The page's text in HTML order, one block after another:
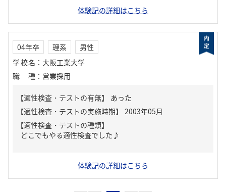
体験記の詳細はこちら
04年卒 理系
男性
学校名 ： 大阪工業大学
職種 ： 営業採用
【適性検査・テストの有無】 あった
【適性検査・テストの種類】
どこでもやる適性検査でした♪
体験記の詳細はこちら